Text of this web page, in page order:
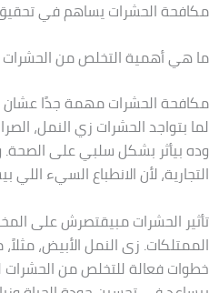
مكافحة الحشرات يساهم في
ما هي أهمية التخلص من الحشرات
مكافحة الحشرات مهمة جدًا عشان
لما بتواجد الحشرات زي النمل،
وده بيأثر بشكل سلبي على الصحة.
التجارية، لأن الانطباع السيء
تأثير الحشرات مبيقتصرش على
الممتلكات. زى النمل الأبيض،
خطوات فعالة للتخلص من الحشرات